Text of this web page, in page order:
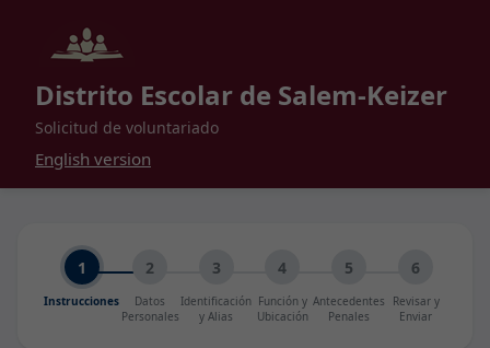
Distrito Escolar de Salem-Keizer
Solicitud de voluntariado
English version
1
Instrucciones
2
Datos
Personales
3
Identificación
y Alias
4
Función y
Ubicación
5
Antecedentes
Penales
6
Revisar y
Enviar